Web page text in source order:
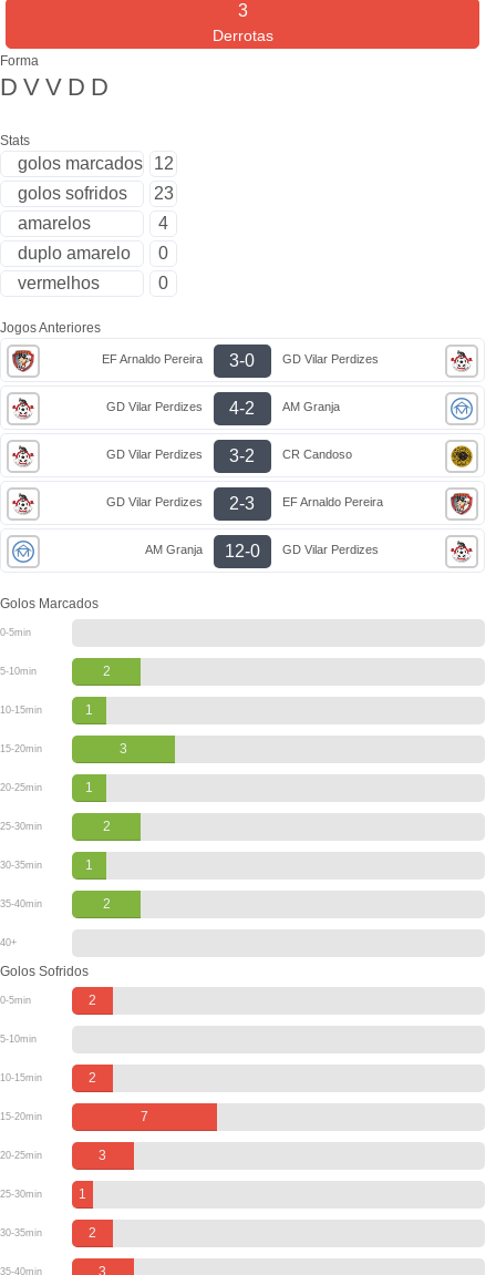
3
Derrotas
Forma
D V V D D
Stats
golos marcados
12
golos sofridos
23
amarelos
4
duplo amarelo
0
vermelhos
0
Jogos Anteriores
EF Arnaldo Pereira 3-0 GD Vilar Perdizes
GD Vilar Perdizes 4-2 AM Granja
GD Vilar Perdizes 3-2 CR Candoso
GD Vilar Perdizes 2-3 EF Arnaldo Pereira
AM Granja 12-0 GD Vilar Perdizes
Golos Marcados
0-5min
5-10min 2
10-15min 1
15-20min 3
20-25min 1
25-30min 2
30-35min 1
35-40min 2
40+
Golos Sofridos
0-5min 2
5-10min
10-15min 2
15-20min 7
20-25min 3
25-30min 1
30-35min 2
35-40min 3